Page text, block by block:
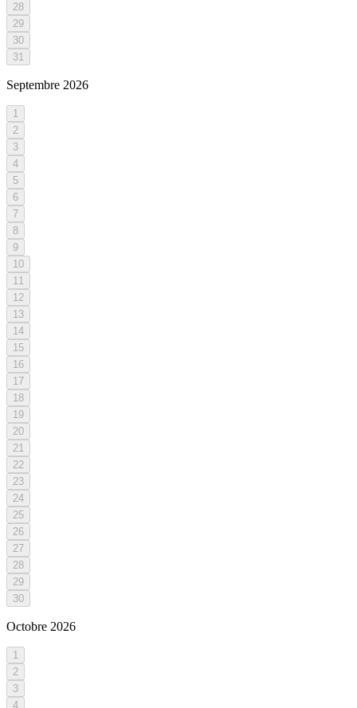
28
29
30
31
Septembre 2026
1
2
3
4
5
6
7
8
9
10
11
12
13
14
15
16
17
18
19
20
21
22
23
24
25
26
27
28
29
30
Octobre 2026
1
2
3
4